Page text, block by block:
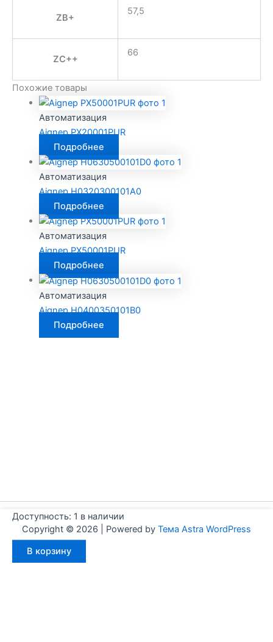
ZB+
57,5
ZC++
66
Похожие товары
Автоматизация
Aignep PX20001PUR
Подробнее
Автоматизация
Aignep H0320300101A0
Подробнее
Автоматизация
Aignep PX50001PUR
Подробнее
Автоматизация
Aignep H0400350101B0
Подробнее
Copyright © 2026 | Powered by Тема Astra WordPress
Доступность: 1 в наличии
товара
В корзину